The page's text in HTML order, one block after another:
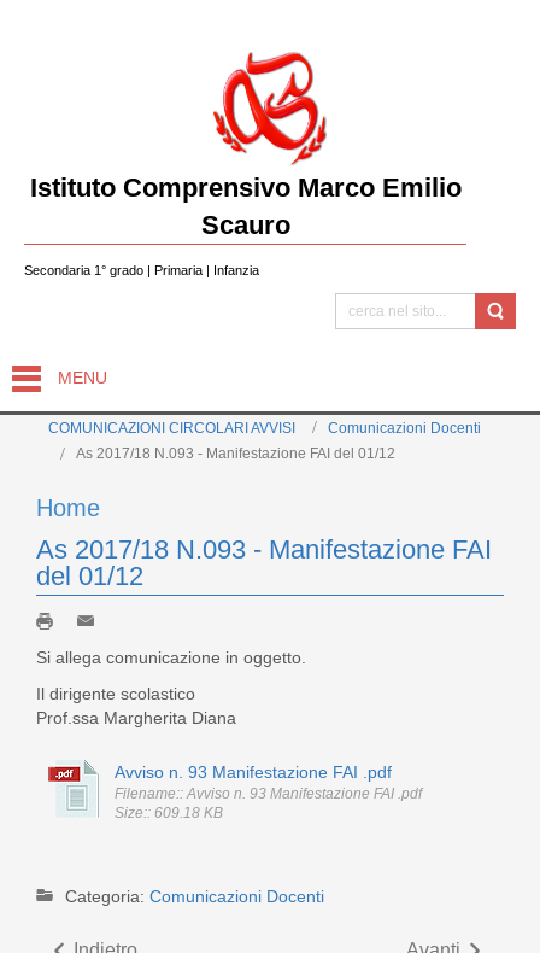
Istituto Comprensivo Marco Emilio
Scauro
Secondaria 1° grado | Primaria | Infanzia
MENU
COMUNICAZIONI CIRCOLARI AVVISI
Comunicazioni Docenti
As 2017/18 N.093 - Manifestazione FAI del 01/12
Home
As 2017/18 N.093 - Manifestazione FAI
del 01/12
Si allega comunicazione in oggetto.
Il dirigente scolastico
Prof.ssa Margherita Diana
Avviso n. 93 Manifestazione FAI .pdf
Filename:: Avviso n. 93 Manifestazione FAI .pdf
Size:: 609.18 KB
Categoria: Comunicazioni Docenti